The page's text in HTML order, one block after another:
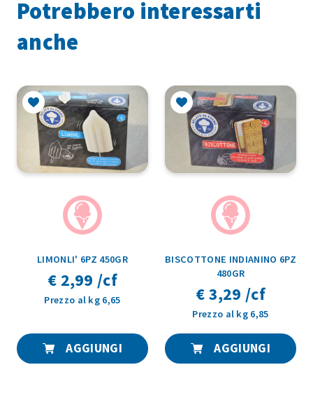
Potrebbero interessarti
anche
LIMONLI' 6PZ 450GR
€ 2,99 /cf
Prezzo al kg 6,65
AGGIUNGI
BISCOTTONE INDIANINO 6PZ
480GR
€ 3,29 /cf
Prezzo al kg 6,85
AGGIUNGI